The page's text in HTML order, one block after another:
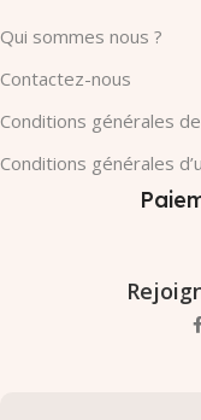
Qui sommes nous ?
Contactez-nous
Conditions générales
Conditions générales